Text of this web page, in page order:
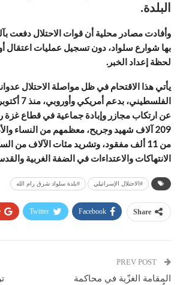
البلدة.
وأفادت مصادر محلية أن قوات الاحتلال دفعت
بها شوارع سلواد، دون تسجيل عمليات اعتقال
لحظة إعداد الخبر.
يأتي هذا الاقتحام في ظل مواصلة الاحتلال
عن ارتكاب مجازر وإبادة جماعية في قطاع غزة
209 آلاف شهيد وجريح، معظمهم من النساء
من 11 ألف مفقود، وتشريد مئات الآلاف من
الانتهاكات والاعتداءات في الضفة الغربية
#الاحتلال الإسرائيلي #بلدة سلواد شرق رام الله
Share
Facebook
Twitter
المقامة الغزّية في محاكمة